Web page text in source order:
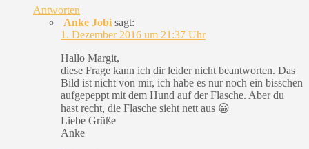
Antworten
Anke Jobi sagt:
1. Dezember 2016 um 21:37 Uhr
Hallo Margit,
diese Frage kann ich dir leider nicht beantworten. Das
Bild ist nicht von mir, ich habe es nur noch ein bisschen
aufgepeppt mit dem Hund auf der Flasche. Aber du
hast recht, die Flasche sieht nett aus 😀
Liebe Grüße
Anke